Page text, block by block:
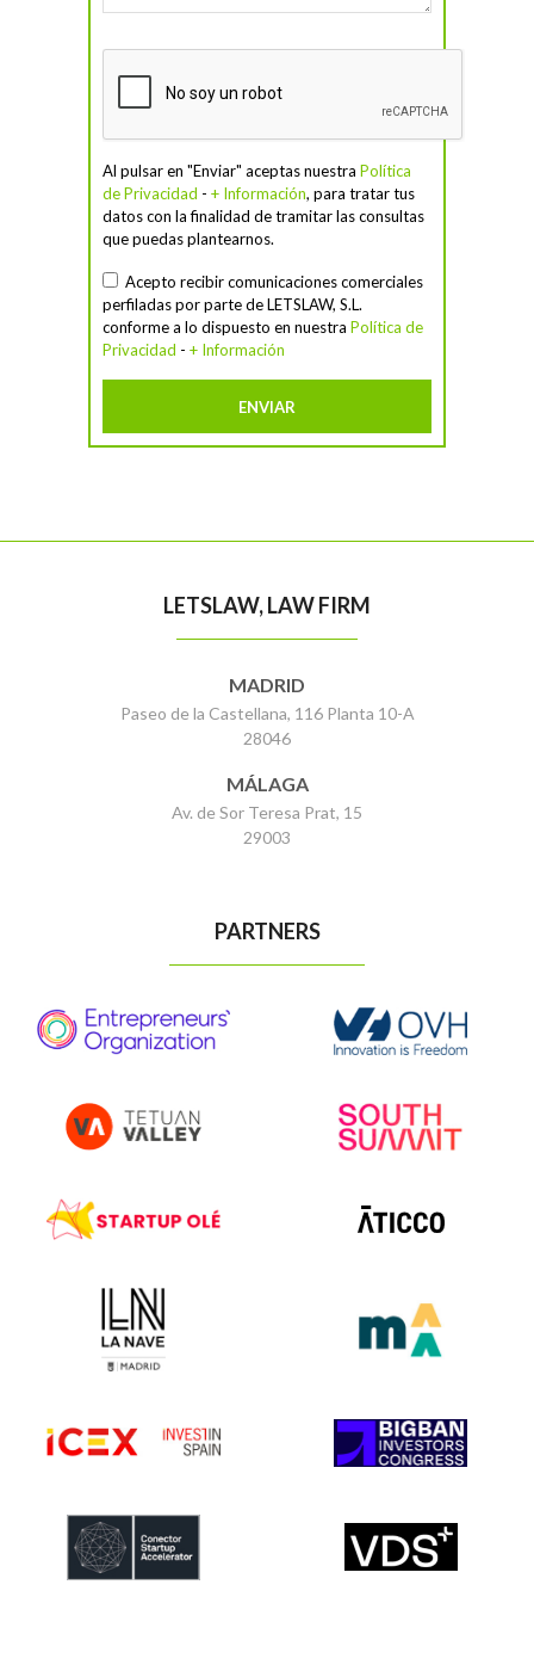
Al pulsar en "Enviar" aceptas nuestra Política
de Privacidad - + Información, para tratar tus
datos con la finalidad de tramitar las consultas
que puedas plantearnos.
Acepto recibir comunicaciones comerciales
perfiladas por parte de LETSLAW, S.L.
conforme a lo dispuesto en nuestra Política de
Privacidad - + Información
LETSLAW, LAW FIRM
MADRID
Paseo de la Castellana, 116 Planta 10-A
28046
MÁLAGA
Av. de Sor Teresa Prat, 15
29003
PARTNERS